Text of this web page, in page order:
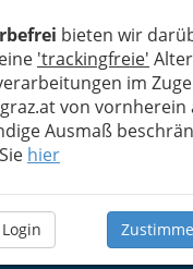
bieten wir
'trackingfreie'
im
von vornherein
Ausmaß
hier
Login
Fensteröffnungen
Feuchtigkeit &
Baugeräteverleiher